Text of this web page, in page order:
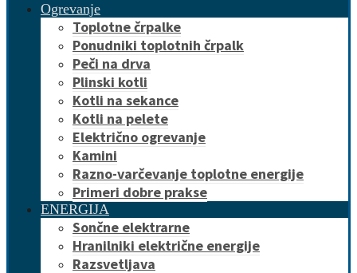
Ogrevanje
Toplotne črpalke
Ponudniki toplotnih črpalk
Peči na drva
Plinski kotli
Kotli na sekance
Kotli na pelete
Električno ogrevanje
Kamini
Razno-varčevanje toplotne energije
Primeri dobre prakse
ENERGIJA
Sončne elektrarne
Hranilniki električne energije
Razsvetljava